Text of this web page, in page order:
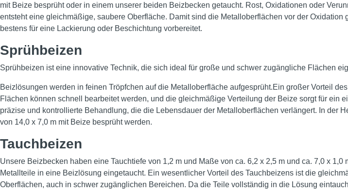
mit Beize besprüht oder in einem unserer beiden Beizbecken getaucht. Rost, Oxidationen oder
entsteht eine gleichmäßige, saubere Oberfläche. Damit sind die Metalloberflächen vor der Oxidation
bestens für eine Lackierung oder Beschichtung vorbereitet.
Sprühbeizen
Sprühbeizen ist eine innovative Technik, die sich ideal für große und schwer zugängliche Flächen
Beizlösungen werden in feinen Tröpfchen auf die Metalloberfläche aufgesprüht.Ein großer Vorteil
Flächen können schnell bearbeitet werden, und die gleichmäßige Verteilung der Beize sorgt für ein
präzise und kontrollierte Behandlung, die die Lebensdauer der Metalloberflächen verlängert. In der
von 14,0 x 7,0 m mit Beize besprüht werden.
Tauchbeizen
Unsere Beizbecken haben eine Tauchtiefe von 1,2 m und Maße von ca. 6,2 x 2,5 m und ca. 7,0 x 1,0
Metallteile in eine Beizlösung eingetaucht. Ein wesentlicher Vorteil des Tauchbeizens ist die
Oberflächen, auch in schwer zugänglichen Bereichen. Da die Teile vollständig in die Lösung